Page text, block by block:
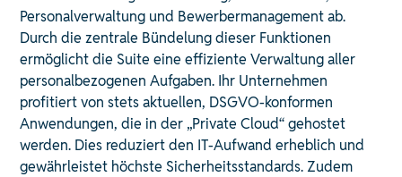
Personalverwaltung und Bewerbermanagement ab.
Durch die zentrale Bündelung dieser Funktionen
ermöglicht die Suite eine effiziente Verwaltung aller
personalbezogenen Aufgaben. Ihr Unternehmen
profitiert von stets aktuellen, DSGVO-konformen
Anwendungen, die in der „Private Cloud“ gehostet
werden. Dies reduziert den IT-Aufwand erheblich und
gewährleistet höchste Sicherheitsstandards. Zudem